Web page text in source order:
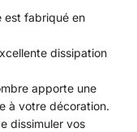
est fabriqué en
dissipation
apporte une
à votre décoration.
dissimuler vos